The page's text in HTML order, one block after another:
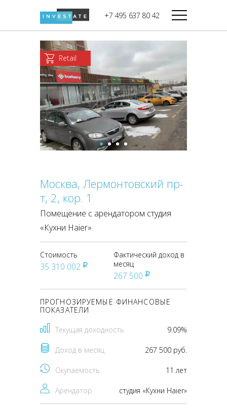
+7 495 637 80 42
Дикси
Верный
Мираторг
Магнолия
В башне
Башня Федерация-II
Башня Федерация-I
Восток
Город Столиц,
Северный блок
Город Столиц,
Южный блок
Retail
Москва, Лермонтовский пр-
т, 2, кор. 1
Помещение с арендатором студия
«Кухни Haier»
Стоимость
35 310 002 pуб
Фактический доход в
месяц
267 500 pуб
ПРОГНОЗИРУЕМЫЕ ФИНАНСОВЫЕ
ПОКАЗАТЕЛИ
Текущая доходность 9.09%
Доход в месяц 267 500 руб.
Окупаемость 11 лет
Арендатор студия «Кухни Haier»